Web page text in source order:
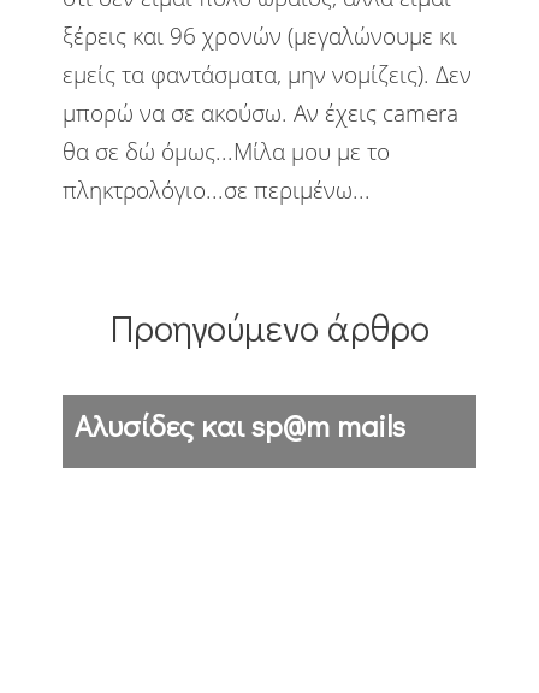
ξέρεις και 96 χρονών (μεγαλώνουμε κι
εμείς τα φαντάσματα, μην νομίζεις). Δεν
μπορώ να σε ακούσω. Αν έχεις camera
θα σε δώ όμως...Μίλα μου με το
πληκτρολόγιο...σε περιμένω...
Προηγούμενο άρθρο
Αλυσίδες και sp@m mails